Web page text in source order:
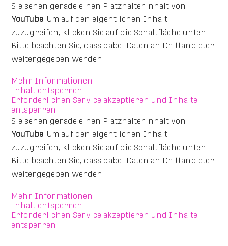
Sie sehen gerade einen Platzhalterinhalt von
YouTube. Um auf den eigentlichen Inhalt
zuzugreifen, klicken Sie auf die Schaltfläche unten.
Bitte beachten Sie, dass dabei Daten an Drittanbieter
weitergegeben werden.
Mehr Informationen
Inhalt entsperren
Erforderlichen Service akzeptieren und Inhalte
entsperren
Sie sehen gerade einen Platzhalterinhalt von
YouTube. Um auf den eigentlichen Inhalt
zuzugreifen, klicken Sie auf die Schaltfläche unten.
Bitte beachten Sie, dass dabei Daten an Drittanbieter
weitergegeben werden.
Mehr Informationen
Inhalt entsperren
Erforderlichen Service akzeptieren und Inhalte
entsperren